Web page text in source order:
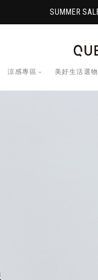
SUMMER
涼感專區 美好生活選物